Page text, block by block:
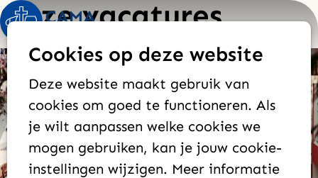
Cookies op deze website
Deze website maakt gebruik van
cookies om goed te functioneren. Als
je wilt aanpassen welke cookies we
mogen gebruiken, kan je jouw cookie-
instellingen wijzigen. Meer informatie
Onze vacatures
Wat past bij jou?
Samen maken we Jezus bekend onder de minst
bereikte volken. Misschien ligt er ook voor jou
een plek in dit bijzondere werk. Ontdek onze
vacatures en sluit je aan! Zit er geen vacature